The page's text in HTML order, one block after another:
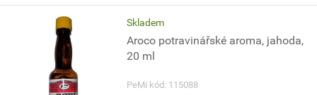
Skladem
Aroco potravinářské aroma, jahoda,
20 ml
PeMi kód: 115088